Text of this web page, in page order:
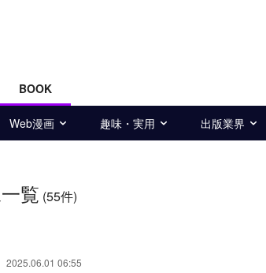
BOOK
Web漫画 趣味・実用 出版業界
覧 (55件)
2025.06.01 06:55